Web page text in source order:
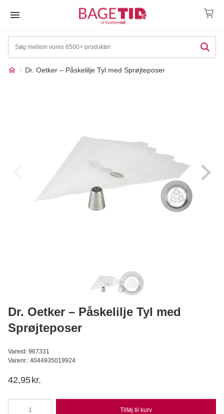
Dr. Oetker – Påskelilje Tyl med Sprøjteposer
Læg i kurv
Dr. Oetker – Påskelilje Tyl med
Sprøjteposer
Vareid: 967331
Varenr.: 4044935019924
42,95 kr.
Tilføj til kurv